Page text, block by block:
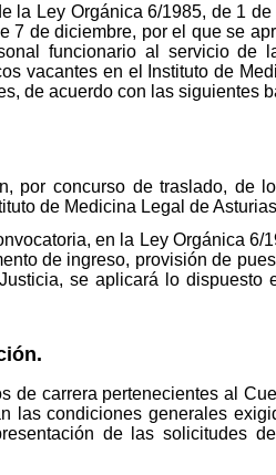
la Ley Orgánica 6/1985, de 1
de diciembre, por el que se
funcionario al servicio de
vacantes en el Instituto de
de acuerdo con las siguientes
por concurso de traslado, de
de Medicina Legal de
en la Ley Orgánica
de ingreso, provisión de
se aplicará lo
de carrera pertenecientes al
las condiciones generales
de las solicitudes